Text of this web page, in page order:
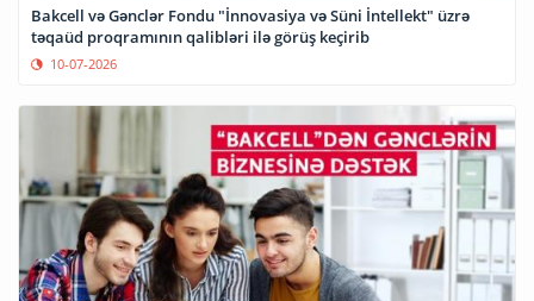
Bakcell və Gənclər Fondu "İnnovasiya və Süni İntellekt" üzrə
təqaüd proqramının qalibləri ilə görüş keçirib
10-07-2026